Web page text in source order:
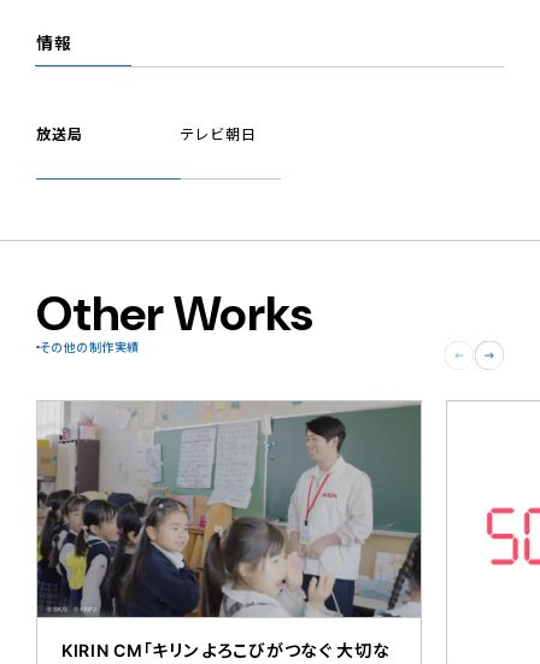
情報
放送局 テレビ朝日
Other Works
その他の制作実績
KIRIN CM「キリン よろこびがつなぐ 大切な